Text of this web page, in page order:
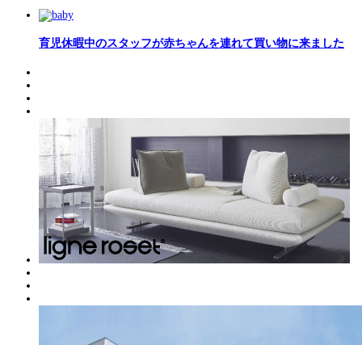
育児休暇中のスタッフが赤ちゃんを連れて買い物に来ました